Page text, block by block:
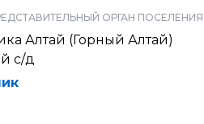
ОРГАН ПОСЕЛЕНИЯ
Алтай (Горный Алтай)
с/д